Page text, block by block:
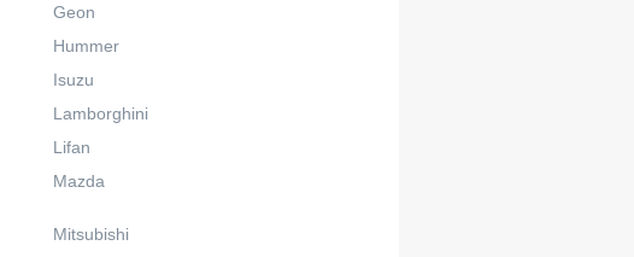
Geon
Hummer
Isuzu
Lamborghini
Lifan
Mazda
Mitsubishi